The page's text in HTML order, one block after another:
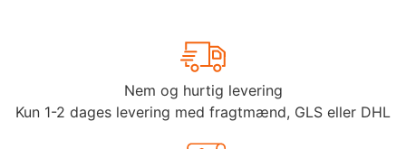
Nem og hurtig levering
Kun 1-2 dages levering med fragtmænd, GLS eller DHL